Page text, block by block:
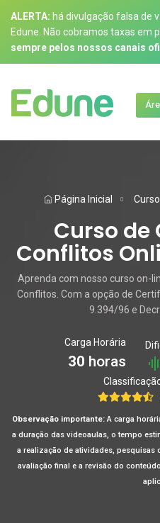
ALERTA: há divulgação falsa de
Edune. Não cobramos taxas em
sempre pelos nossos canais
Página Inicial
Curso de
Conflitos
Aprenda com nosso curso on-
Conflitos. Com a opção de
9.394/96 e
Carga Horária
30 horas
Observação importante:A carga
a duração das videoaulas, o tempo
a realização de atividades,
avaliação final e a revisão do